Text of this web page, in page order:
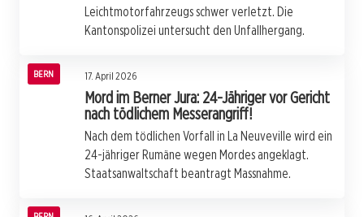
Leichtmotorfahrzeugs schwer verletzt. Die
Kantonspolizei untersucht den Unfallhergang.
BERN 17. April 2026
Mord im Berner Jura: 24-Jähriger vor Gericht
nach tödlichem Messerangriff!
Nach dem tödlichen Vorfall in La Neuveville wird ein
24-jähriger Rumäne wegen Mordes angeklagt.
Staatsanwaltschaft beantragt Massnahme.